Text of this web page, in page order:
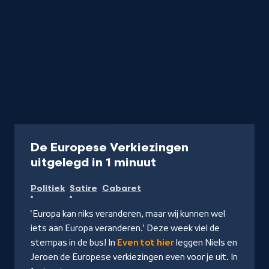
De Europese Verkiezingen
uitgelegd in 1 minuut
Politiek Satire Cabaret
'Europa kan niks veranderen, maar wij kunnen wel
iets aan Europa veranderen.' Deze week viel de
stempas in de bus! In Even tot hierleggen Niels en
Jeroen de Europese verkiezingen even voor je uit. In